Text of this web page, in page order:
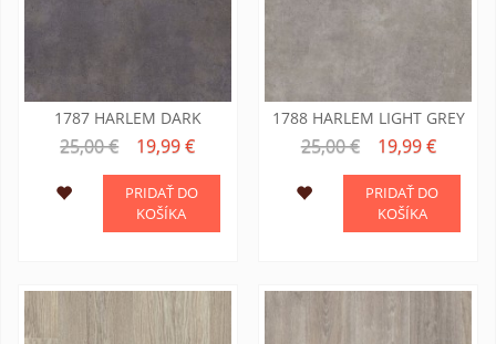
1787 HARLEM DARK
25,00 € 19,99 €
PRIDAŤ DO
KOŠÍKA
1788 HARLEM LIGHT GREY
25,00 € 19,99 €
PRIDAŤ DO
KOŠÍKA